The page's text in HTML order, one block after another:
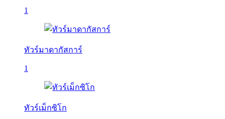
1
ทัวร์มาดากัสการ์
1
ทัวร์เม็กซิโก